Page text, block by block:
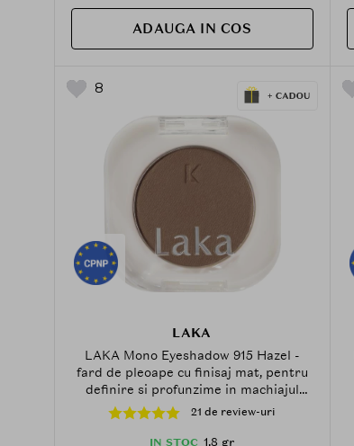
ADAUGA IN COS
8
LAKA
LAKA Mono Eyeshadow 915 Hazel -
fard de pleoape cu finisaj mat, pentru
definire si profunzime in machiajul
ochilor - 1.8 g21 de review-uri
IN STOC 1.8 gr